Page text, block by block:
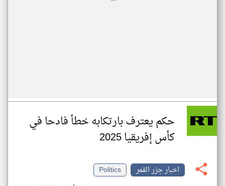
حكم يعترف بارتكابه خطأ فادحا في
كأس إفريقيا 2025
اخبار جزر القمر
Politics